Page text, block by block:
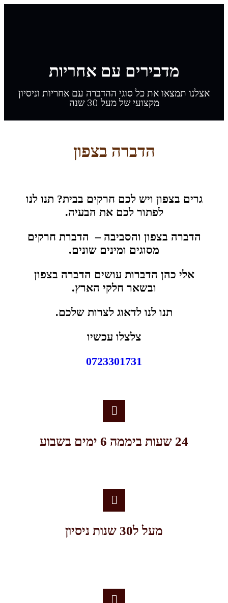
מדבירים עם אחריות
אצלנו תמצאו את כל סוגי ההדברה עם אחריות וניסיון
מקצועי של מעל 30 שנה
הדברה בצפון
גרים בצפון ויש לכם חרקים בבית? תנו לנו
לפתור לכם את הבעיה.
הדברה בצפון והסביבה – הדברת חרקים
מסוגים ומינים שונים.
אלי כהן הדברות עושים הדברה בצפון
ובשאר חלקי הארץ.
תנו לנו לדאוג לצרות שלכם.
צלצלו עכשיו
0723301731
מעל ל30 שנות ניסיון